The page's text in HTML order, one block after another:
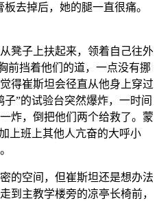
去掉后，她的腿一直很痛。
凳子上扶起来，领着自己往外
前挡着他们的道，一点没有挪
得崔斯坦会径直从他身上穿过
”的试验台突然爆炸，一时间
炸，倒把他们两个给救了。蒙
上班上其他人亢奋的大呼小
的空间，但崔斯坦还是想办法
到主教学楼旁的凉亭长椅前，